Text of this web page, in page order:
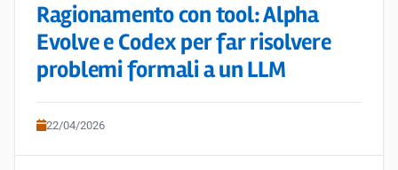
Ragionamento con tool: Alpha
Evolve e Codex per far risolvere
problemi formali a un LLM
22/04/2026